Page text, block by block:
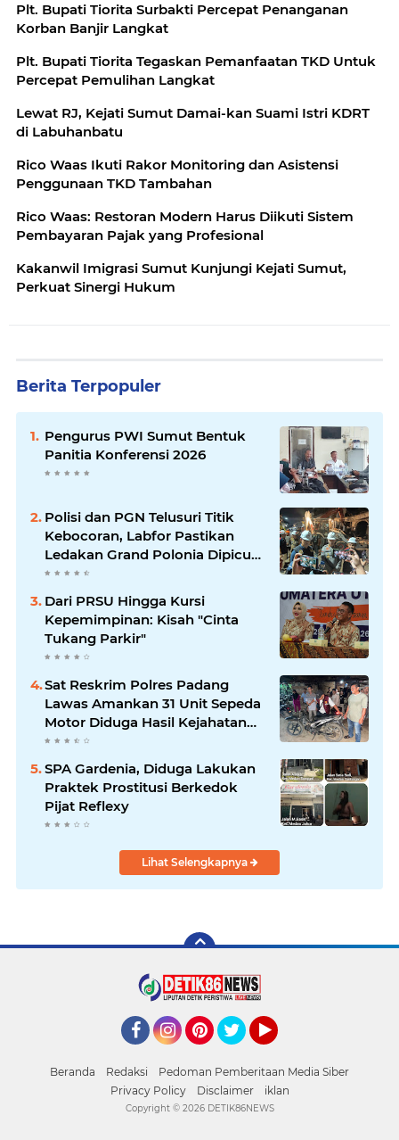
Plt. Bupati Tiorita Surbakti Percepat Penanganan
Korban Banjir Langkat
Plt. Bupati Tiorita Tegaskan Pemanfaatan TKD Untuk
Percepat Pemulihan Langkat
Lewat RJ, Kejati Sumut Damai-kan Suami Istri KDRT
di Labuhanbatu
Rico Waas Ikuti Rakor Monitoring dan Asistensi
Penggunaan TKD Tambahan
Rico Waas: Restoran Modern Harus Diikuti Sistem
Pembayaran Pajak yang Profesional
Kakanwil Imigrasi Sumut Kunjungi Kejati Sumut,
Perkuat Sinergi Hukum
Berita Terpopuler
Pengurus PWI Sumut Bentuk
Panitia Konferensi 2026
Polisi dan PGN Telusuri Titik
Kebocoran, Labfor Pastikan
Ledakan Grand Polonia Dipicu
Akumulasi Gas
Dari PRSU Hingga Kursi
Kepemimpinan: Kisah "Cinta
Tukang Parkir"
Sat Reskrim Polres Padang
Lawas Amankan 31 Unit Sepeda
Motor Diduga Hasil Kejahatan
dari Rumah Warga di Pasar
SPA Gardenia, Diduga Lakukan
Praktek Prostitusi Berkedok
Pijat Reflexy
Lihat Selengkapnya
Beranda Redaksi
Pedoman Pemberitaan Media Siber
Privacy Policy
Disclaimer iklan
Copyright © 2026 DETIK86NEWS